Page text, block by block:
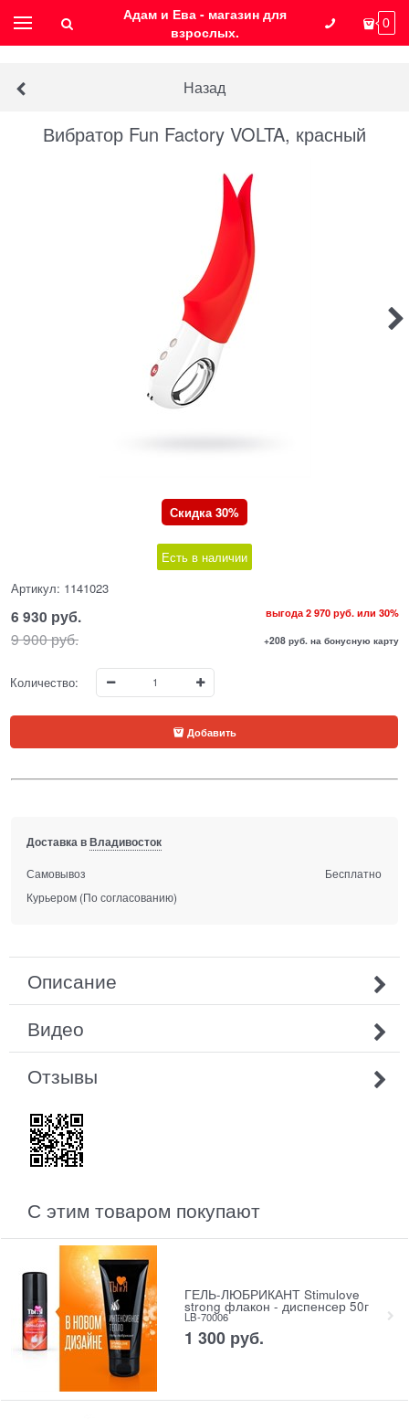
Адам и Ева - магазин для
взрослых.
0
Назад
Вибратор Fun Factory VOLTA, красный
Скидка 30%
Есть в наличии
Артикул: 1141023
9 900 руб.
6 930 руб. выгода 2 970 руб.или 30%
+208 руб. на бонусную карту
Количество:
Добавить
Доставка вВладивосток
Самовывоз
Бесплатно
Курьером (По согласованию)
Описание
Видео
Отзывы
С этим товаром покупают
ГЕЛЬ-ЛЮБРИКАНТ Stimulove
strong флакон - диспенсер 50г
LB-70006
1 300 руб.